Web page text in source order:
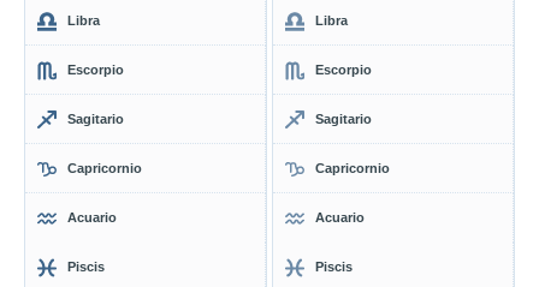
Libra
Escorpio
Sagitario
Capricornio
Acuario
Piscis
Libra
Escorpio
Sagitario
Capricornio
Acuario
Piscis